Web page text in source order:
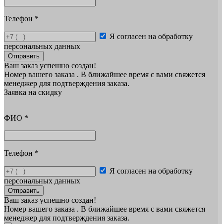
Телефон *
Я согласен на обработку
персональных данных
Отправить
Ваш заказ успешно создан!
Номер вашего заказа . В ближайшее время с вами свяжется
менеджер для подтверждения заказа.
Заявка на скидку
ФИО *
Телефон *
Я согласен на обработку
персональных данных
Отправить
Ваш заказ успешно создан!
Номер вашего заказа . В ближайшее время с вами свяжется
менеджер для подтверждения заказа.